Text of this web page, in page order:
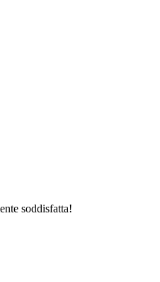
soddisfatta!